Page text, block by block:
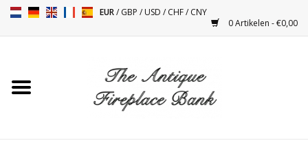
EUR/GBP /USD /CHF/CNY
0 Artikelen - €0,00